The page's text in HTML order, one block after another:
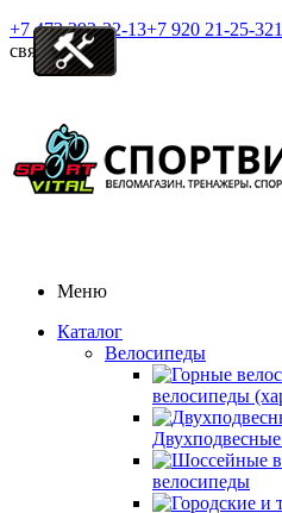
+7 473 292-32-13+7 920 21-25-321
связь
Меню
Каталог
Велосипеды
велосипеды
велосипеды